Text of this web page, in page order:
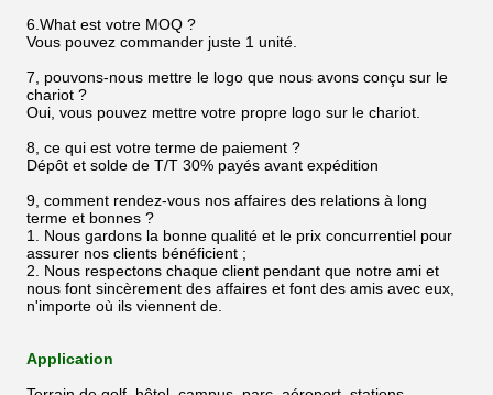
6.What est votre MOQ ?
Vous pouvez commander juste 1 unité.
7, pouvons-nous mettre le logo que nous avons conçu sur le
chariot ?
Oui, vous pouvez mettre votre propre logo sur le chariot.
8, ce qui est votre terme de paiement ?
Dépôt et solde de T/T 30% payés avant expédition
9, comment rendez-vous nos affaires des relations à long
terme et bonnes ?
1. Nous gardons la bonne qualité et le prix concurrentiel pour
assurer nos clients bénéficient ;
2. Nous respectons chaque client pendant que notre ami et
nous font sincèrement des affaires et font des amis avec eux,
n'importe où ils viennent de.
Application